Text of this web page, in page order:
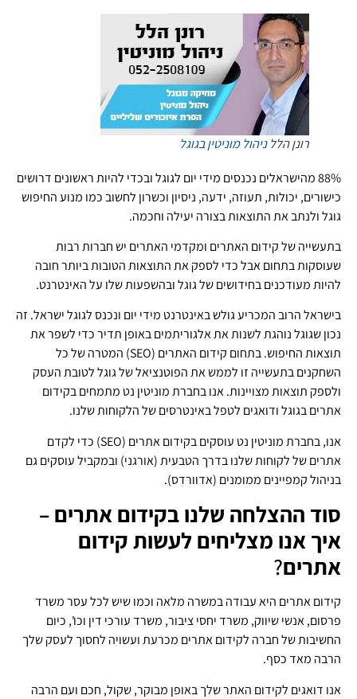
רונן הללניהול מוניטין בגוגל
88% מהישראלים נכנסים מידי יום לגוגל ובכדי להיות ראשונים דרושים
כישורים, יכולות, תעוזה, ידעה, ניסיון וכשרון לחשוב כמו מנוע החיפוש
גוגל ולנתב את התוצאות בצורה יעילה וחכמה.
בתעשייה של קידום האתרים ומקדמי האתרים יש חברות רבות
שעוסקות בתחום אבל כדי לספק את התוצאות הטובות ביותר חובה
להיות מעודכנים בחידושים של גוגל ובהשפעות שלו על האינטרנט.
בישראל הרוב המכריע גולש באינטרנט מידי יום ונכנס לגוגל ישראל. זה
נכון שגוגל נוהגת לשנות את אלגוריתמים באופן תדיר כדי לשפר את
תוצאות החיפוש. בתחום קידום האתרים (SEO) המטרה של כל
השחקנים בתעשייה זו לממש את הפוטנציאל של גוגל לטובת העסק
ולספק תוצאות מצויינות. אנו בחברת מוניטין נט מתמחים בקידום
אתרים בגוגל ודואגים לטפל באינטרסים של הלקוחות שלנו.
אנו, בחברת מוניטין נט עוסקים בקידום אתרים (SEO) כדי לקדם
אתרים של לקוחות שלנו בדרך הטבעית (אורגני) ובמקביל עוסקים גם
בניהול קמפיינים ממומנים (אדוורדס).
סוד ההצלחה שלנו בקידום אתרים –
איך אנו מצליחים לעשות קידום
אתרים?
קידום אתרים היא עבודה במשרה מלאה וכמו שיש לכל עסר משרד
פרסום, אנשי שיווק, משרד יחסי ציבור, משרד עורכי דין וכו', כיום
החשיבות של חברה לקידום אתרים מכרעת ועשויה לחסוך לעסק שלך
הרבה מאד כסף.
אנו דואגים לקידום האתר שלך באופן מבוקר, שקול, חכם ועם הרבה